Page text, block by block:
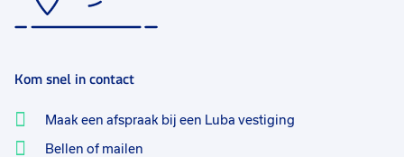
Kom snel in contact
Maak een afspraak bij een Luba vestiging
Bellen of mailen